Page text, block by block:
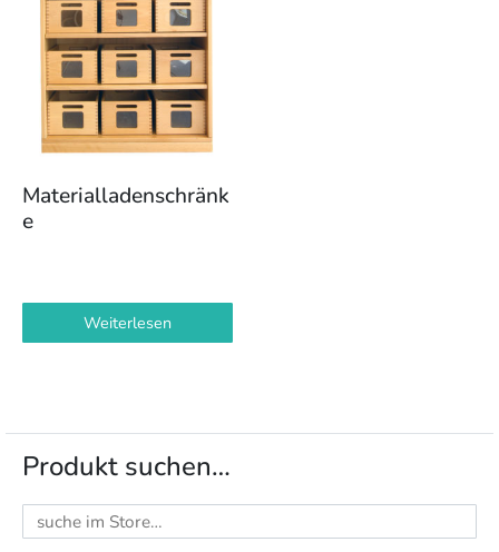
Materialladenschränk
e
Weiterlesen
Produkt suchen…
Suchen
nach: